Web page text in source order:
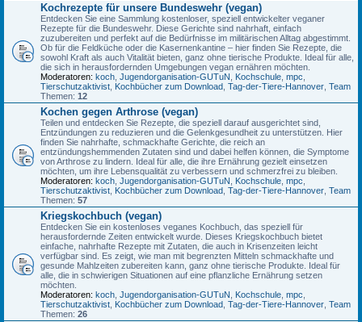
Kochrezepte für unsere Bundeswehr (vegan)
Entdecken Sie eine Sammlung kostenloser, speziell entwickelter veganer
Rezepte für die Bundeswehr. Diese Gerichte sind nahrhaft, einfach
zuzubereiten und perfekt auf die Bedürfnisse im militärischen Alltag abgestimmt.
Ob für die Feldküche oder die Kasernenkantine – hier finden Sie Rezepte, die
sowohl Kraft als auch Vitalität bieten, ganz ohne tierische Produkte. Ideal für alle,
die sich in herausfordernden Umgebungen vegan ernähren möchten.
Moderatoren: koch Jugendorganisation-GUTuN Kochschule mpc
Tierschutzaktivist Kochbücher zum Download Tag-der-Tiere-Hannover Team
Themen: 12
Kochen gegen Arthrose (vegan)
Teilen und entdecken Sie Rezepte, die speziell darauf ausgerichtet sind,
Entzündungen zu reduzieren und die Gelenkgesundheit zu unterstützen. Hier
finden Sie nahrhafte, schmackhafte Gerichte, die reich an
entzündungshemmenden Zutaten sind und dabei helfen können, die Symptome
von Arthrose zu lindern. Ideal für alle, die ihre Ernährung gezielt einsetzen
möchten, um ihre Lebensqualität zu verbessern und schmerzfrei zu bleiben.
Moderatoren: koch Jugendorganisation-GUTuN Kochschule mpc
Tierschutzaktivist Kochbücher zum Download Tag-der-Tiere-Hannover Team
Themen: 57
Kriegskochbuch (vegan)
Entdecken Sie ein kostenloses veganes Kochbuch, das speziell für
herausfordernde Zeiten entwickelt wurde. Dieses Kriegskochbuch bietet
einfache, nahrhafte Rezepte mit Zutaten, die auch in Krisenzeiten leicht
verfügbar sind. Es zeigt, wie man mit begrenzten Mitteln schmackhafte und
gesunde Mahlzeiten zubereiten kann, ganz ohne tierische Produkte. Ideal für
alle, die in schwierigen Situationen auf eine pflanzliche Ernährung setzen
möchten.
Moderatoren: koch Jugendorganisation-GUTuN Kochschule mpc
Tierschutzaktivist Kochbücher zum Download Tag-der-Tiere-Hannover Team
Themen: 26